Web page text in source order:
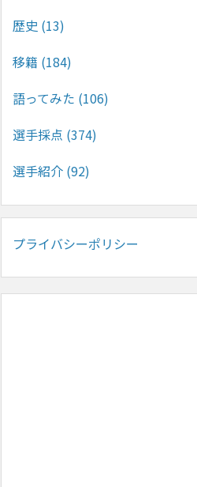
歴史 (13)
移籍 (184)
語ってみた (106)
選手採点 (374)
選手紹介 (92)
プライバシーポリシー